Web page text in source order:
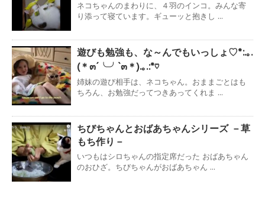
ネコちゃんのまわりに、４羽のインコ。みんな寄
り添って寝ています。ギューッと抱きし ...
遊びも勉強も、な～んでもいっしょ♡*:.｡.
(＊๓´╰╯`๓＊).｡.:*♡
姉妹の遊び相手は、ネコちゃん。おままごとはも
ちろん、お勉強だってつきあってくれま ...
ちびちゃんとおばあちゃんシリーズ －草
もち作り－
いつもはシロちゃんの指定席だった おばあちゃん
のおひざ。ちびちゃんがおばあちゃん ...